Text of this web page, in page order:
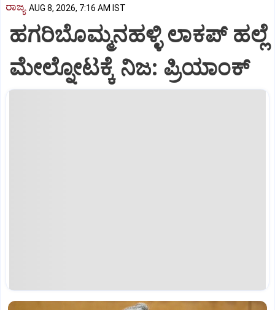
ರಾಜ್ಯ AUG 8, 2026, 7:16 AM IST
ಹಗರಿಬೊಮ್ಮನಹಳ್ಳಿ ಲಾಕಪ್‌ ಹಲ್ಲೆ
ಮೇಲ್ನೋಟಕ್ಕೆ ನಿಜ: ಪ್ರಿಯಾಂಕ್‌